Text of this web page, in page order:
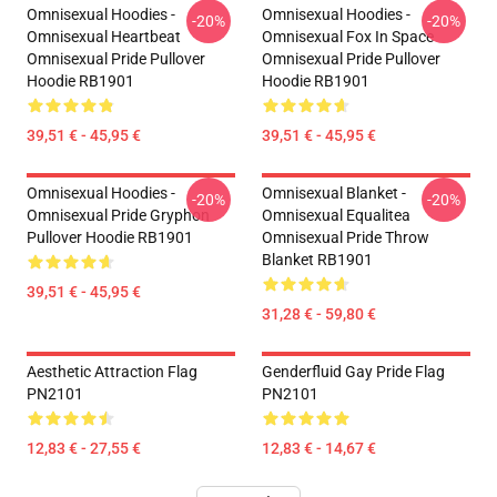
Omnisexual Hoodies -
Omnisexual Heartbeat
Omnisexual Pride Pullover
Hoodie RB1901
39,51 € - 45,95 €
-20%
Omnisexual Hoodies -
Omnisexual Fox In Space
Omnisexual Pride Pullover
Hoodie RB1901
39,51 € - 45,95 €
-20%
Omnisexual Hoodies -
Omnisexual Pride Gryphon
Pullover Hoodie RB1901
39,51 € - 45,95 €
-20%
Omnisexual Blanket -
Omnisexual Equalitea
Omnisexual Pride Throw
Blanket RB1901
31,28 € - 59,80 €
-20%
Aesthetic Attraction Flag
PN2101
12,83 € - 27,55 €
Genderfluid Gay Pride Flag
PN2101
12,83 € - 14,67 €